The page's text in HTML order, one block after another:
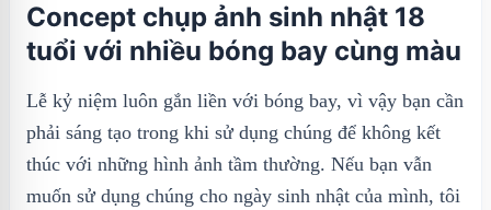
Concept chụp ảnh sinh nhật 18
tuổi với nhiều bóng bay cùng màu
Lễ kỷ niệm luôn gắn liền với bóng bay, vì vậy bạn cần
phải sáng tạo trong khi sử dụng chúng để không kết
thúc với những hình ảnh tầm thường. Nếu bạn vẫn
muốn sử dụng chúng cho ngày sinh nhật của mình, tôi